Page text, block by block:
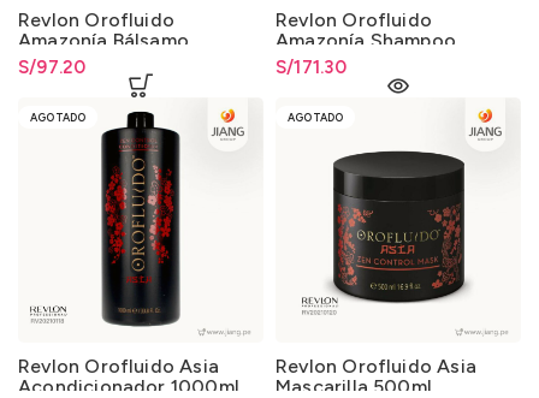
Revlon Orofluido
Amazonía Bálsamo
Reparador 100ml.
S/97.20
Revlon Orofluido
Amazonía Shampoo
1000ml.
S/171.30
AGOTADO
Revlon Orofluido Asia
Acondicionador 1000ml.
AGOTADO
Revlon Orofluido Asia
Mascarilla 500ml.